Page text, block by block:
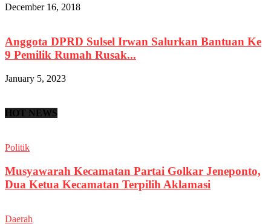
December 16, 2018
Anggota DPRD Sulsel Irwan Salurkan Bantuan Ke
9 Pemilik Rumah Rusak...
January 5, 2023
HOT NEWS
Politik
Musyawarah Kecamatan Partai Golkar Jeneponto,
Dua Ketua Kecamatan Terpilih Aklamasi
Daerah